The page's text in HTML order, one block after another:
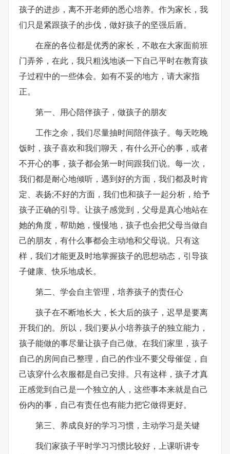
孩子的进步，离不开老师的悉心培养。作为家长，我
们只是紧跟孩子的步伐，做好孩子的坚强后盾。
在座的各位都是优秀的家长，不敢在大家面前班
门弄斧，在此，我只粗浅地谈一下自己平时在教育孩
子过程中的一些体会。如有不妥的地方，请大家指
正。
第一、用心陪伴孩子，做孩子的朋友
工作之余，我们尽量抽时间陪伴孩子。每天吃晚
饭时，孩子喜欢和我们聊天，有什么开心的事，或者
不开心的事，孩子都会第一时间跟我们说。每一次，
我们都是耐心地倾听，遇到好的方面，我们都及时肯
定、表扬;不好的方面，我们也和孩子一起分析，给予
孩子正确的引导。让孩子感觉到，父母是真心地站在
她的角度，帮助她，慢慢地，孩子也会把父母当做自
己的朋友，有什么事都会主动地和父母说。只有这
样，我们才能更及时地掌握孩子的思想动态，引导孩
子健康、快乐地成长。
第二、学会自主管理，培养孩子的责任心
孩子在不断地长大，长大后的孩子，迟早是要离
开我们的。所以，我们要从小培养孩子的独立能力，
孩子能做的事尽量让孩子自己做。在我们家里，孩子
自己的房间自己整理，自己的作业不要父母催促，自
己该穿什么衣服都是自己安排。只有这样，孩子才真
正感觉到自己是一个独立的人，这些事本来就是自己
份内的事，自己有责任也有能力把它做得更好。
第三、养成良好的学习习惯，主动学习是关键
我们家孩子平时学习习惯比较好，上课听讲专